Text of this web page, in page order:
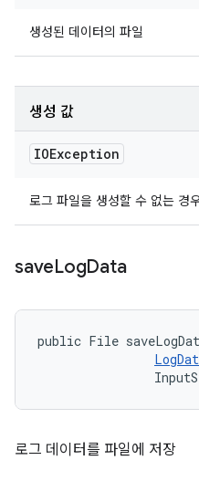
생성된 데이터의 파일
생성 값
IOException
로그 파일을 생성할 수 없는 경
saveLogData
public File
로그 데이터를 파일에 저장